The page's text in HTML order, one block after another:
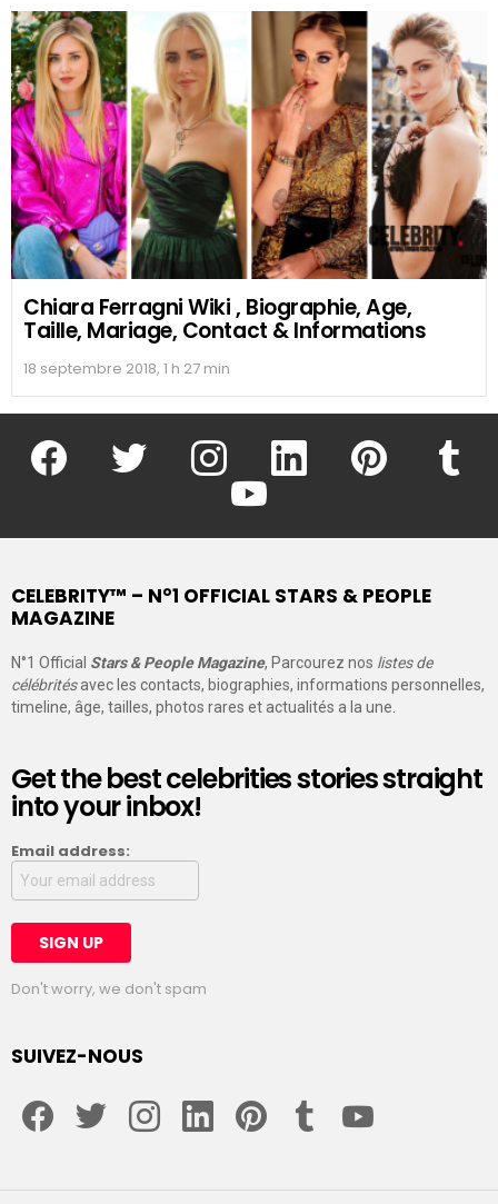
Chiara Ferragni Wiki , Biographie, Age,
Taille, Mariage, Contact & Informations
18 septembre 2018, 1 h 27 min
facebook twitter instagram linkedin pinterest
youtube
CELEBRITY™ – N°1 OFFICIAL STARS & PEOPLE
MAGAZINE
N°1 Official Stars & People Magazine, Parcourez nos listes de
célébritésavec les contacts, biographies, informations personnelles,
timeline, âge, tailles, photos rares et actualités a la une.
Get the best celebrities stories straight
into your inbox!
Email address:
Don't worry, we don't spam
SUIVEZ-NOUS